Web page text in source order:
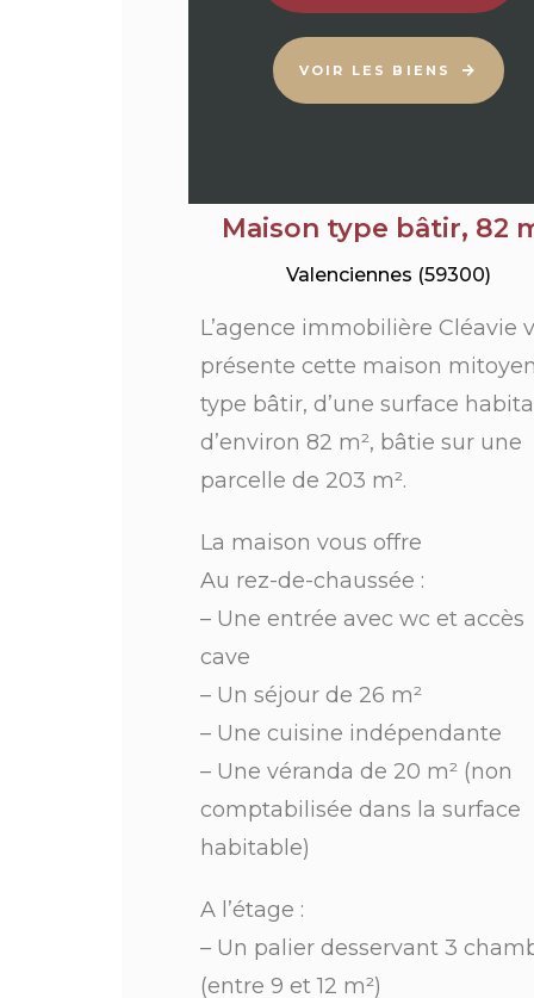
Maison type bâtir, 82
Valenciennes (59300)
L’agence immobilière Cléavie
présente cette maison
type bâtir, d’une surface
d’environ 82 m², bâtie sur une
parcelle de 203 m².
La maison vous offre
Au rez-de-chaussée :
– Une entrée avec wc et accès
cave
– Un séjour de 26 m²
– Une cuisine indépendante
– Une véranda de 20 m² (non
comptabilisée dans la surface
habitable)
A l’étage :
– Un palier desservant 3
(entre 9 et 12 m²)
VOIR LES BIENS